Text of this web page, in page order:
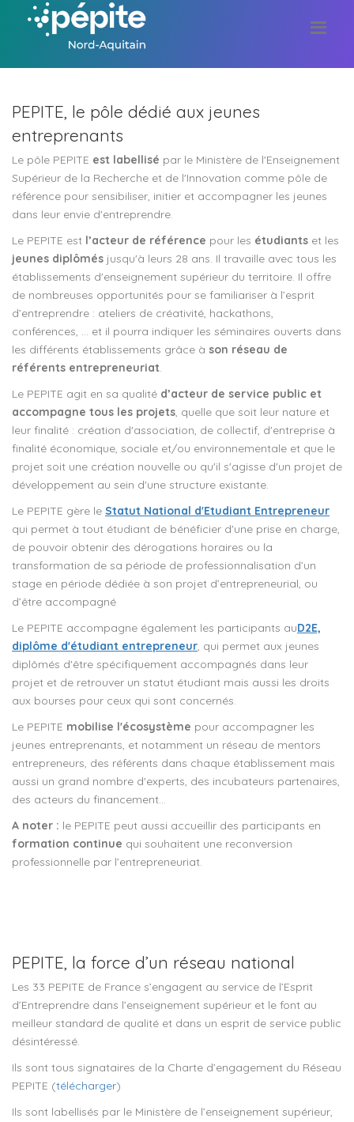
PEPITE, le pôle dédié aux jeunes
entreprenants
Le pôle PEPITE est labellisé par le Ministère de l'Enseignement
Supérieur de la Recherche et de l'Innovation comme pôle de
référence pour sensibiliser, initier et accompagner les jeunes
dans leur envie d'entreprendre.
Le PEPITE est l’acteur de référence pour les étudiants et les
jeunes diplômés jusqu'à leurs 28 ans. Il travaille avec tous les
établissements d'enseignement supérieur du territoire. Il offre
de nombreuses opportunités pour se familiariser à l’esprit
d’entreprendre : ateliers de créativité, hackathons,
conférences, … et il pourra indiquer les séminaires ouverts dans
les différents établissements grâce à son réseau de
référents entrepreneuriat.
Le PEPITE agit en sa qualité d’acteur de service public et
accompagne tous les projets, quelle que soit leur nature et
leur finalité : création d'association, de collectif, d'entreprise à
finalité économique, sociale et/ou environnementale et que le
projet soit une création nouvelle ou qu'il s'agisse d'un projet de
développement au sein d'une structure existante.
Le PEPITE gère le Statut National d'Etudiant Entrepreneur
qui permet à tout étudiant de bénéficier d'une prise en charge,
de pouvoir obtenir des dérogations horaires ou la
transformation de sa période de professionnalisation d’un
stage en période dédiée à son projet d’entrepreneurial, ou
d’être accompagné
Le PEPITE accompagne également les participants auD2E,
diplôme d'étudiant entrepreneur, qui permet aux jeunes
diplômés d'être spécifiquement accompagnés dans leur
projet et de retrouver un statut étudiant mais aussi les droits
aux bourses pour ceux qui sont concernés.
Le PEPITE mobilise l'écosystème pour accompagner les
jeunes entreprenants, et notamment un réseau de mentors
entrepreneurs, des référents dans chaque établissement mais
aussi un grand nombre d'experts, des incubateurs partenaires,
des acteurs du financement…
A noter : le PEPITE peut aussi accueillir des participants en
formation continue qui souhaitent une reconversion
professionnelle par l’entrepreneuriat.
PEPITE, la force d’un réseau national
Les 33 PEPITE de France s’engagent au service de l’Esprit
d’Entreprendre dans l’enseignement supérieur et le font au
meilleur standard de qualité et dans un esprit de service public
désintéressé.
Ils sont tous signataires de la Charte d’engagement du Réseau
PEPITE (télécharger)
Ils sont labellisés par le Ministère de l’enseignement supérieur,